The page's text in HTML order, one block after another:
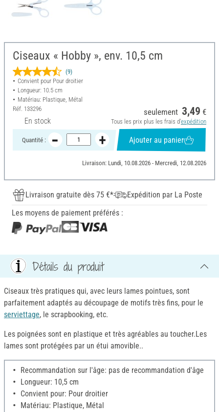
Ciseaux « Hobby », env. 10,5 cm
(9)
Convient pour Pour droitier
Longueur: 10.5 cm
Matériau: Plastique, Métal
Réf. 133296
En stock
seulement 3,49 €
Tous les prix plus les frais d'expédition
Quantité : Ajouter au panier
Livraison: Lundi, 10.08.2026 - Mercredi, 12.08.2026
Livraison gratuite dès 75 €*
Expédition par La Poste
Les moyens de paiement préférés :
Détails du produit
Ciseaux très pratiques qui, avec leurs lames pointues, sont
parfaitement adaptés au découpage de motifs très fins, pour le
serviettage, le scrapbooking, etc.
Les poignées sont en plastique et très agréables au toucher.Les
lames sont protégées par un étui amovible..
Recommandation sur l'âge: pas de recommandation d'âge
Longueur: 10,5 cm
Convient pour: Pour droitier
Matériau: Plastique, Métal